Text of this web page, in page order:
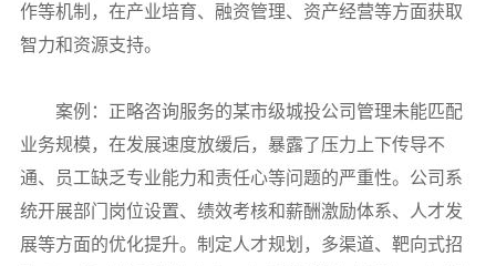
作等机制，在产业培育、融资管理、资产经营等方面获取
智力和资源支持。
案例：正略咨询服务的某市级城投公司管理未能匹配
业务规模，在发展速度放缓后，暴露了压力上下传导不
通、员工缺乏专业能力和责任心等问题的严重性。公司系
统开展部门岗位设置、绩效考核和薪酬激励体系、人才发
展等方面的优化提升。制定人才规划，多渠道、靶向式招